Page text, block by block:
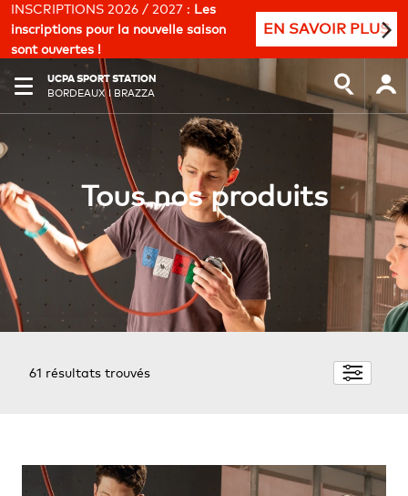
INSCRIPTIONS 2026 / 2027 : Les
inscriptions pour la nouvelle saison
sont ouvertes !
EN SAVOIR PLUS
UCPA SPORT STATION
BORDEAUX I BRAZZA
Tous nos produits
61 résultats trouvés